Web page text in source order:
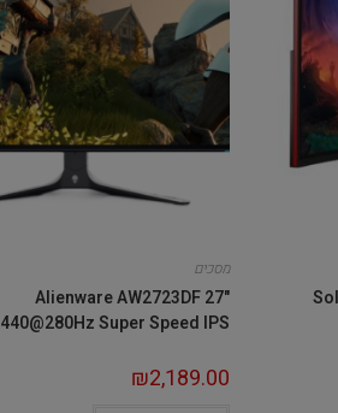
מסכים
Alienware AW2723DF 27"
Super Speed IPS
₪2,189.00